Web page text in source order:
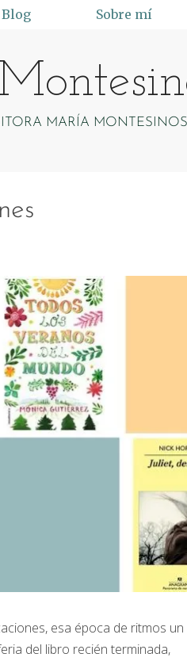
Blog Sobre mí
MARÍA MONTESINOS
esa época de ritmos un
del libro recién terminada,